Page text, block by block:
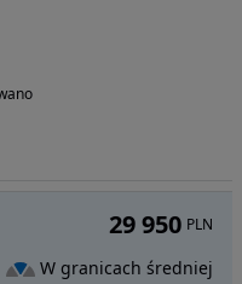
29 950 PLN
W granicach średniej